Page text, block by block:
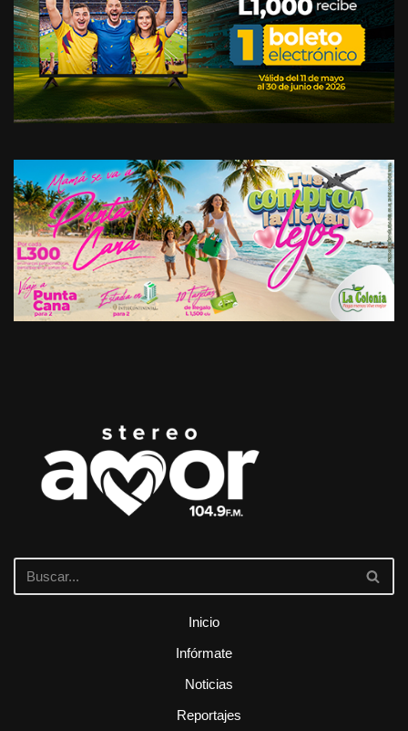
Inicio
Infórmate
Noticias
Reportajes